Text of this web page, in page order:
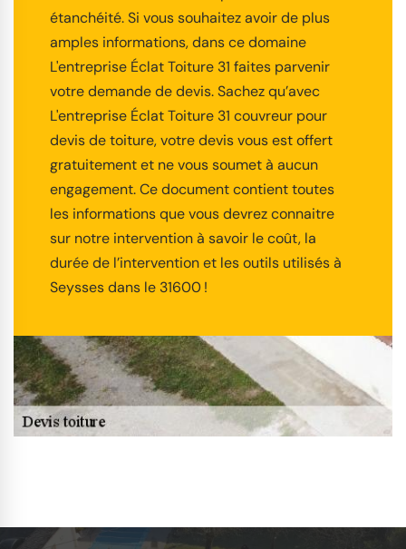
étanchéité. Si vous souhaitez avoir de plus
amples informations, dans ce domaine
L'entreprise Éclat Toiture 31 faites parvenir
votre demande de devis. Sachez qu’avec
L'entreprise Éclat Toiture 31 couvreur pour
devis de toiture, votre devis vous est offert
gratuitement et ne vous soumet à aucun
engagement. Ce document contient toutes
les informations que vous devrez connaitre
sur notre intervention à savoir le coût, la
durée de l’intervention et les outils utilisés à
Seysses dans le 31600 !